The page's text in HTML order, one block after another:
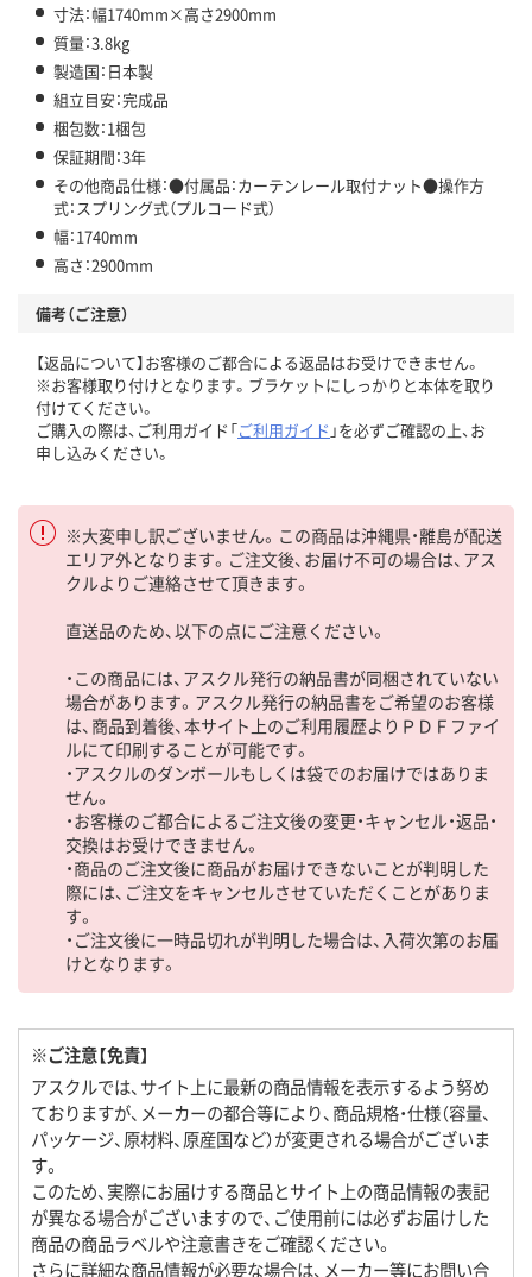
寸法：幅1740mm×高さ2900mm
質量：3.8kg
製造国：日本製
組立目安：完成品
梱包数：1梱包
保証期間：3年
その他商品仕様：●付属品：カーテンレール取付ナット●操作方
式：スプリング式（プルコード式）
幅：1740mm
高さ：2900mm
備考（ご注意）
【返品について】お客様のご都合による返品はお受けできません。
※お客様取り付けとなります。ブラケットにしっかりと本体を取り
付けてください。
ご購入の際は、ご利用ガイド「ご利用ガイド 」を必ずご確認の上、お
申し込みください。
※大変申し訳ございません。この商品は沖縄県・離島が配送
エリア外となります。ご注文後、お届け不可の場合は、アス
クルよりご連絡させて頂きます。
直送品のため、以下の点にご注意ください。
・この商品には、アスクル発行の納品書が同梱されていない
場合があります。アスクル発行の納品書をご希望のお客様
は、商品到着後、本サイト上のご利用履歴よりＰＤＦファイ
ルにて印刷することが可能です。
・アスクルのダンボールもしくは袋でのお届けではありま
せん。
・お客様のご都合によるご注文後の変更・キャンセル・返品・
交換はお受けできません。
・商品のご注文後に商品がお届けできないことが判明した
際には、ご注文をキャンセルさせていただくことがありま
す。
・ご注文後に一時品切れが判明した場合は、入荷次第のお届
けとなります。
※ご注意【免責】
アスクルでは、サイト上に最新の商品情報を表示するよう努め
ておりますが、メーカーの都合等により、商品規格・仕様（容量、
パッケージ、原材料、原産国など）が変更される場合がございま
す。
このため、実際にお届けする商品とサイト上の商品情報の表記
が異なる場合がございますので、ご使用前には必ずお届けした
商品の商品ラベルや注意書きをご確認ください。
さらに詳細な商品情報が必要な場合は、メーカー等にお問い合